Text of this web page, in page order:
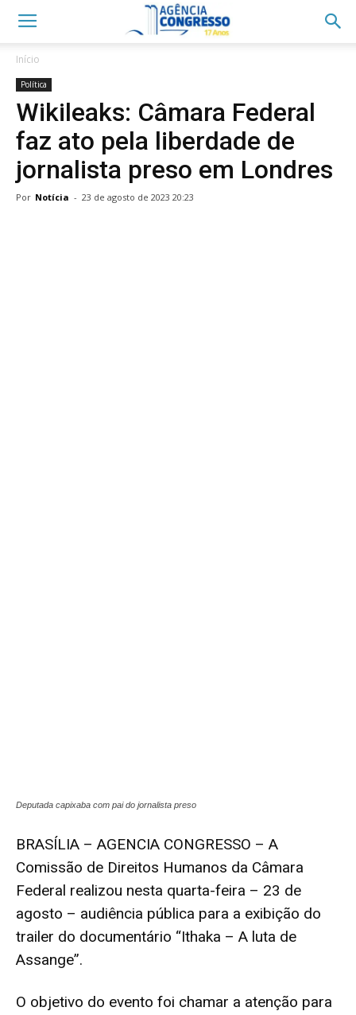
Início
Política
Wikileaks: Câmara Federal
faz ato pela liberdade de
jornalista preso em Londres
Por Notícia - 23 de agosto de 2023 20:23
Deputada capixaba com pai do jornalista preso
BRASÍLIA – AGENCIA CONGRESSO – A
Comissão de Direitos Humanos da Câmara
Federal realizou nesta quarta-feira – 23 de
agosto – audiência pública para a exibição do
trailer do documentário “Ithaka – A luta de
Assange”.
O objetivo do evento foi chamar a atenção para